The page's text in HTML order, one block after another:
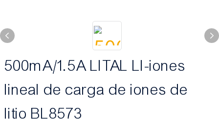
500mA/1.5A LITAL LI-iones
lineal de carga de iones de
litio BL8573